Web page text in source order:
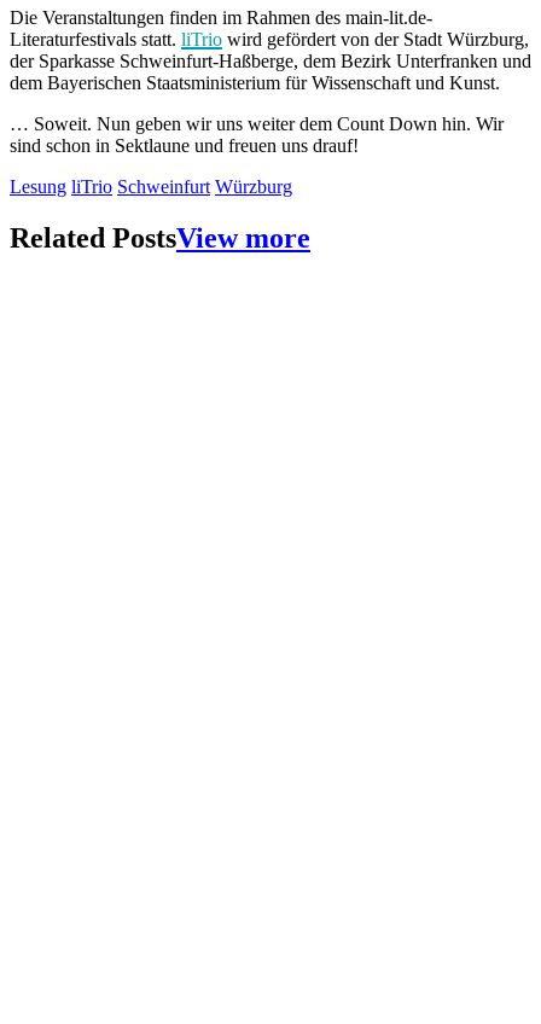
Die Veranstaltungen finden im Rahmen des main-lit.de-
Literaturfestivals statt. liTrio wird gefördert von der Stadt Würzburg,
der Sparkasse Schweinfurt-Haßberge, dem Bezirk Unterfranken und
dem Bayerischen Staatsministerium für Wissenschaft und Kunst.
… Soweit. Nun geben wir uns weiter dem Count Down hin. Wir
sind schon in Sektlaune und freuen uns drauf!
Lesung liTrio Schweinfurt Würzburg
Related PostsView more